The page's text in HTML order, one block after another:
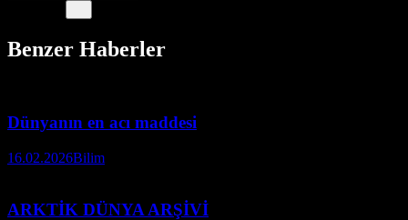
Benzer Haberler
Dünyanın en acı maddesi
16.02.2026Bilim
ARKTİK DÜNYA ARŞİVİ